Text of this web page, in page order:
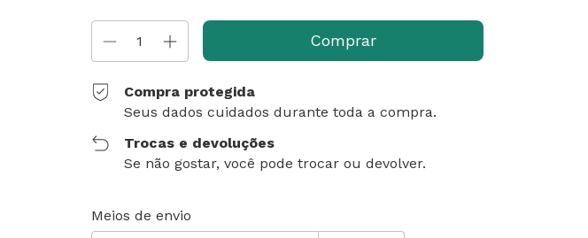
Compra protegida
Seus dados cuidados durante toda a compra.
Trocas e devoluções
Se não gostar, você pode trocar ou devolver.
Entregas para o CEP:
Meios de envio